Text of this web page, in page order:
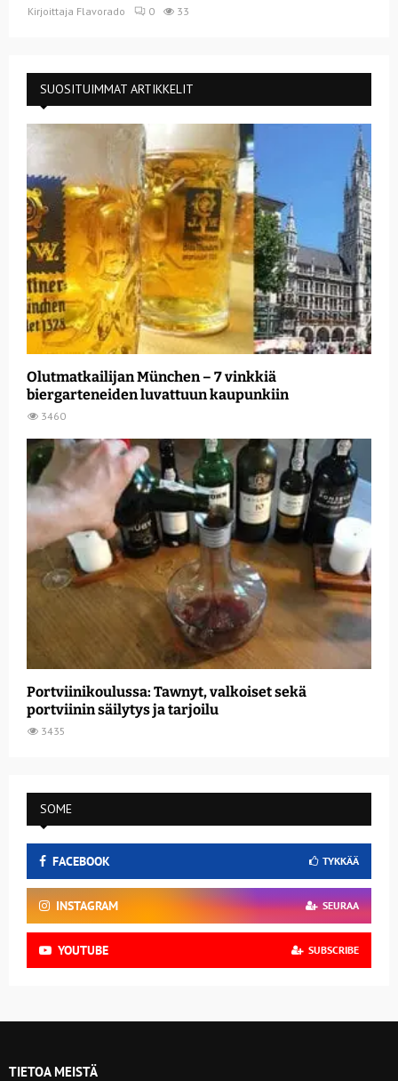
Kirjoittaja Flavorado 0 33
SUOSITUIMMAT ARTIKKELIT
Olutmatkailijan München – 7 vinkkiä
biergarteneiden luvattuun kaupunkiin
3460
Portviinikoulussa: Tawnyt, valkoiset sekä
portviinin säilytys ja tarjoilu
3435
SOME
FACEBOOK TYKKÄÄ
INSTAGRAM SEURAA
YOUTUBE SUBSCRIBE
TIETOA MEISTÄ